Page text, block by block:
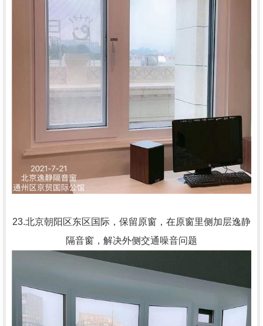
23.北京朝阳区东区国际，保留原窗，在原窗里侧加层逸静
隔音窗，解决外侧交通噪音问题